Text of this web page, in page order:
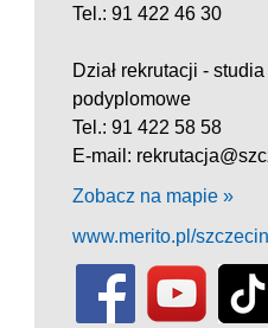
Tel.: 91 422 46 30
Dział rekrutacji -
podyplomowe
Tel.: 91 422 58 58
E-mail:
Zobacz na mapie »
www.merito.pl/szczecin